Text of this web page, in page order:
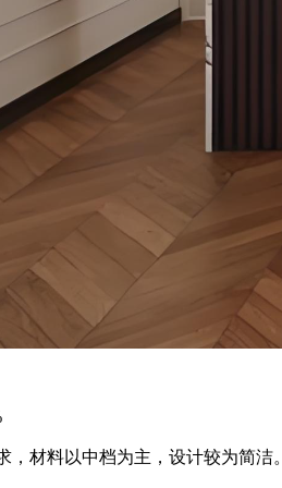
，材料以中档为主，设计较为简洁